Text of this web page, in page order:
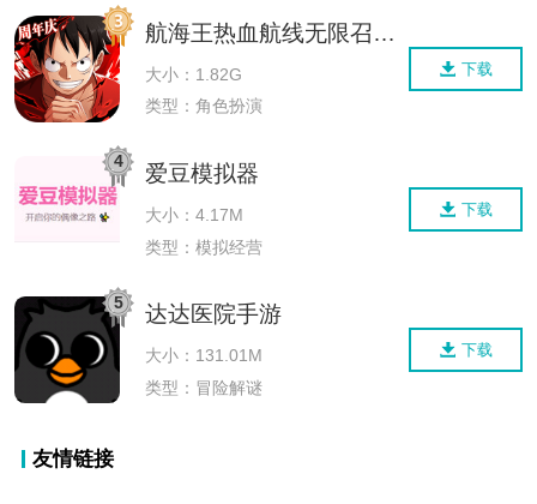
航海王热血航线无限召唤券版
大小：1.82G
类型：角色扮演
下载
4 爱豆模拟器
大小：4.17M
类型：模拟经营
下载
5 达达医院手游
大小：131.01M
类型：冒险解谜
下载
友情链接